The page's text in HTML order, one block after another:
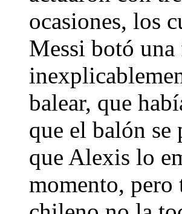
ocasiones, los
Messi botó una
balear, que
que el balón se
que Alexis lo
momento, pero